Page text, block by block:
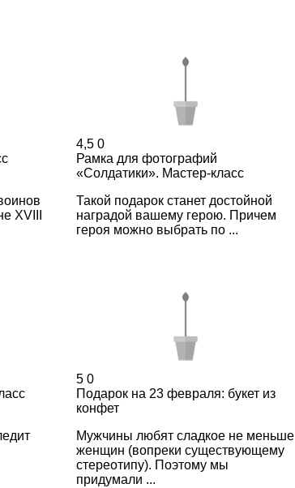
XVIII
4,5 0
Рамка для фотографий
«Солдатики». Мастер-класс
Такой подарок станет достойной
наградой вашему герою. Причем
героя можно выбрать по ...
5 0
Подарок на 23 февраля: букет из
конфет
Мужчины любят сладкое не меньше
женщин (вопреки существующему
стереотипу). Поэтому мы
придумали ...